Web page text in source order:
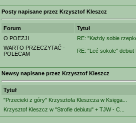
Posty napisane przez Krzysztof Kleszcz
Forum
Tytuł
O POEZJI
RE: "Każdy sobie
WARTO PRZECZYTAĆ -
POLECAM
RE: "Leć sokole" debiut
Newsy napisane przez Krzysztof Kleszcz
Tytuł
"Przecieki z góry" Krzysztofa Kleszcza w Księga...
Krzysztof Kleszcz w "Strofie debiutu" + TJW - C...